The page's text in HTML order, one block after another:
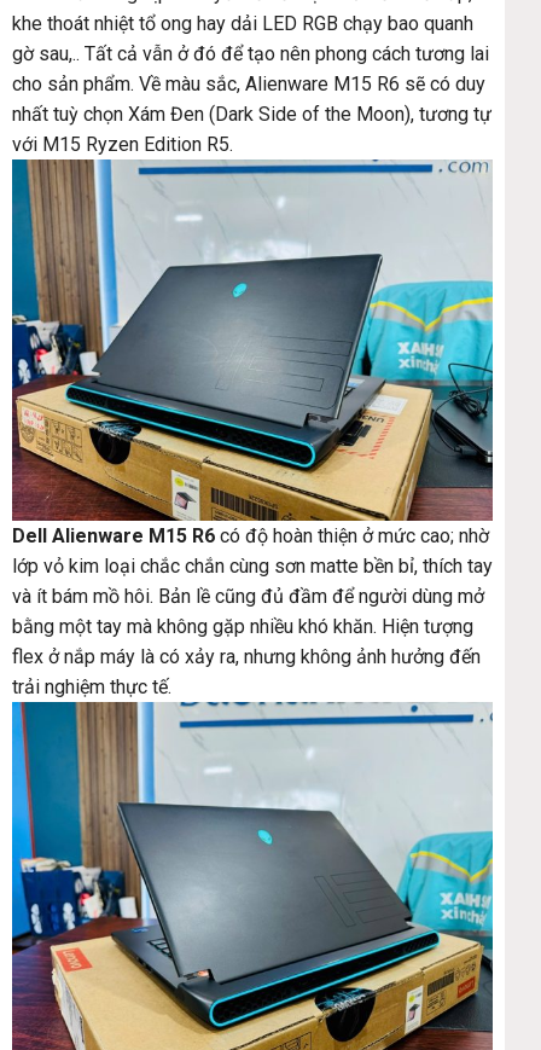
khe thoát nhiệt tổ ong hay dải LED RGB chạy bao quanh
gờ sau,.. Tất cả vẫn ở đó để tạo nên phong cách tương lai
cho sản phẩm. Về màu sắc, Alienware M15 R6 sẽ có duy
nhất tuỳ chọn Xám Đen (Dark Side of the Moon), tương tự
với M15 Ryzen Edition R5.
Dell Alienware M15 R6 có độ hoàn thiện ở mức cao; nhờ
lớp vỏ kim loại chắc chắn cùng sơn matte bền bỉ, thích tay
và ít bám mồ hôi. Bản lề cũng đủ đầm để người dùng mở
bằng một tay mà không gặp nhiều khó khăn. Hiện tượng
flex ở nắp máy là có xảy ra, nhưng không ảnh hưởng đến
trải nghiệm thực tế.